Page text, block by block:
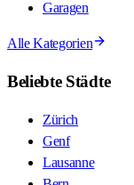
Garagen
Alle Kategorien
Beliebte Städte
Zürich
Genf
Lausanne